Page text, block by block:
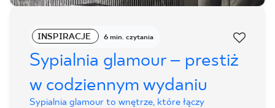
INSPIRACJE 6 min. czytania
Sypialnia glamour – prestiż
w codziennym wydaniu
Sypialnia glamour to wnętrze, które łączy